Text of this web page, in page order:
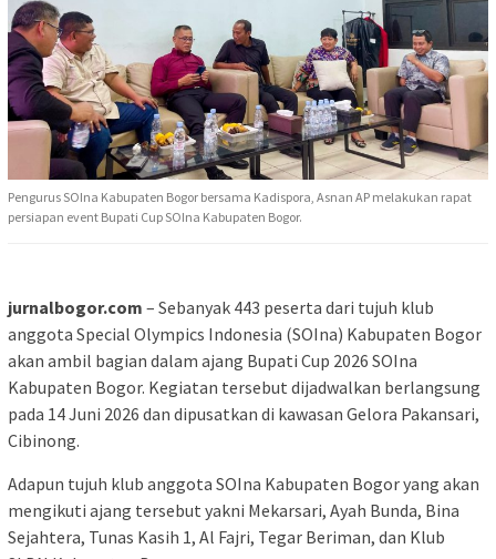
Pengurus SOIna Kabupaten Bogor bersama Kadispora, Asnan AP melakukan rapat
persiapan event Bupati Cup SOIna Kabupaten Bogor.
jurnalbogor.com – Sebanyak 443 peserta dari tujuh klub
anggota Special Olympics Indonesia (SOIna) Kabupaten Bogor
akan ambil bagian dalam ajang Bupati Cup 2026 SOIna
Kabupaten Bogor. Kegiatan tersebut dijadwalkan berlangsung
pada 14 Juni 2026 dan dipusatkan di kawasan Gelora Pakansari,
Cibinong.
Adapun tujuh klub anggota SOIna Kabupaten Bogor yang akan
mengikuti ajang tersebut yakni Mekarsari, Ayah Bunda, Bina
Sejahtera, Tunas Kasih 1, Al Fajri, Tegar Beriman, dan Klub